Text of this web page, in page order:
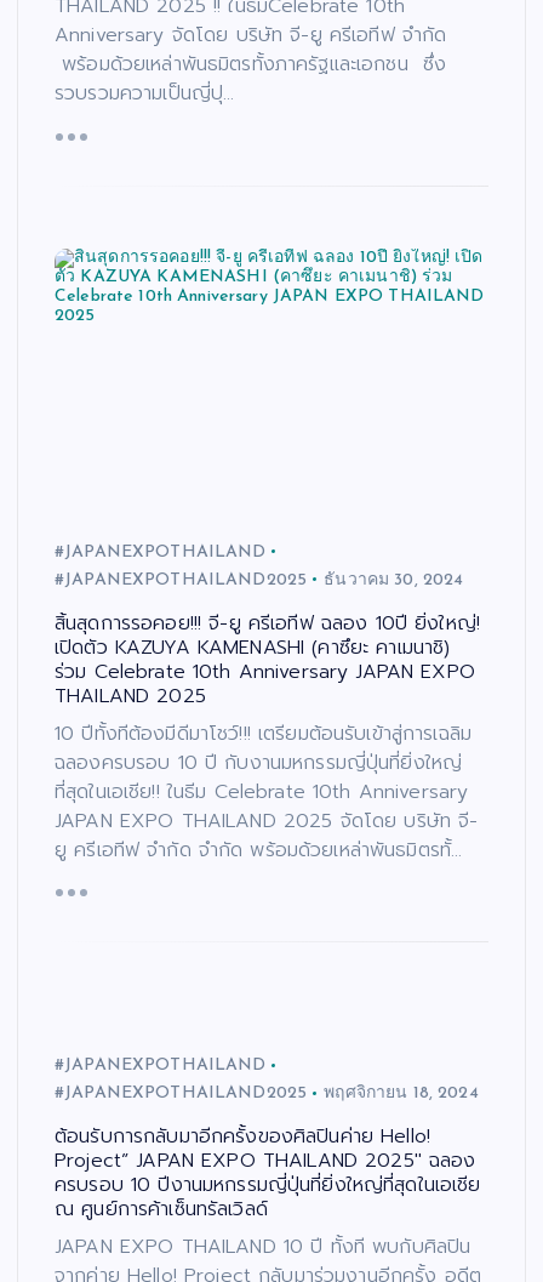
THAILAND 2025 !! ในธีมCelebrate 10th
Anniversary จัดโดย บริษัท จี-ยู ครีเอทีฟ จำกัด
พร้อมด้วยเหล่าพันธมิตรทั้งภาครัฐและเอกชน ซึ่ง
รวบรวมความเป็นญี่ปุ…
#JAPANEXPOTHAILAND
#JAPANEXPOTHAILAND2025
ธันวาคม 30, 2024
สิ้นสุดการรอคอย!!! จี-ยู ครีเอทีฟ ฉลอง 10ปี ยิ่งใหญ่!
เปิดตัว KAZUYA KAMENASHI (คาซึยะ คาเมนาชิ)
ร่วม Celebrate 10th Anniversary JAPAN EXPO
THAILAND 2025
10 ปีทั้งทีต้องมีดีมาโชว์!!! เตรียมต้อนรับเข้าสู่การเฉลิม
ฉลองครบรอบ 10 ปี กับงานมหกรรมญี่ปุ่นที่ยิ่งใหญ่
ที่สุดในเอเชีย!! ในธีม Celebrate 10th Anniversary
JAPAN EXPO THAILAND 2025 จัดโดย บริษัท จี-
ยู ครีเอทีฟ จำกัด จำกัด พร้อมด้วยเหล่าพันธมิตรทั้…
#JAPANEXPOTHAILAND
#JAPANEXPOTHAILAND2025
พฤศจิกายน 18, 2024
ต้อนรับการกลับมาอีกครั้งของศิลปินค่าย Hello!
Project” JAPAN EXPO THAILAND 2025″ ฉลอง
ครบรอบ 10 ปีงานมหกรรมญี่ปุ่นที่ยิ่งใหญ่ที่สุดในเอเชีย
ณ ศูนย์การค้าเซ็นทรัลเวิลด์
JAPAN EXPO THAILAND 10 ปี ทั้งที พบกับศิลปิน
จากค่าย Hello! Project กลับมาร่วมงานอีกครั้ง อดีต